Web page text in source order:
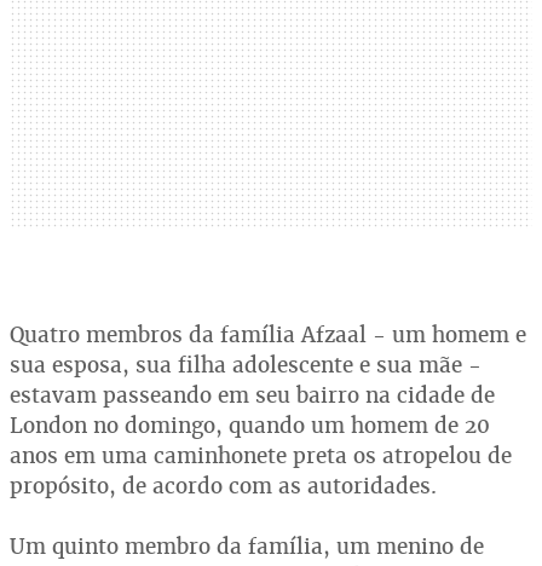
Quatro membros da família Afzaal - um homem e
sua esposa, sua filha adolescente e sua mãe -
estavam passeando em seu bairro na cidade de
London no domingo, quando um homem de 20
anos em uma caminhonete preta os atropelou de
propósito, de acordo com as autoridades.
Um quinto membro da família, um menino de